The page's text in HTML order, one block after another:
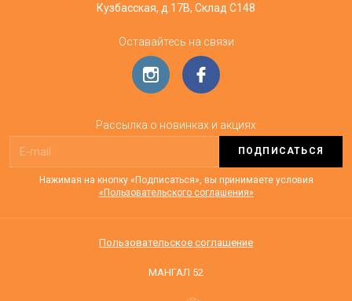
Кузбасская, д.17В, Склад С148
Оставайтесь на связи
Рассылка о новинках и акциях
ПОДПИСАТЬСЯ
Нажимая на кнопку «Подписаться», вы принимаете условия
«Пользовательского соглашения»
Пользовательское соглашение
МАНГАЛ 52